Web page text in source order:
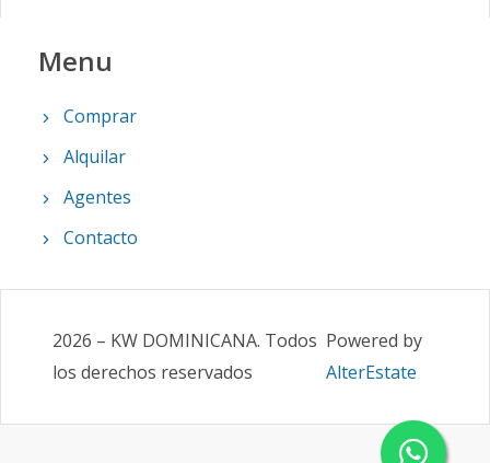
Menu
Comprar
Alquilar
Agentes
Contacto
2026 – KW DOMINICANA. Todos
los derechos reservados
Powered by
AlterEstate